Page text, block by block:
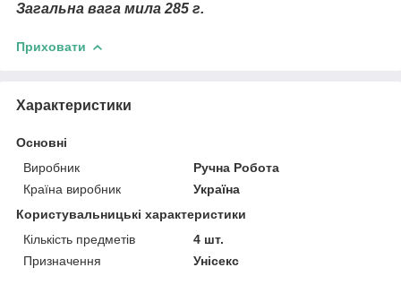
Загальна вага мила 285 г.
Приховати
Характеристики
Основні
Виробник
Ручна Робота
Країна виробник
Україна
Користувальницькі характеристики
Кількість предметів
4 шт.
Призначення
Унісекс